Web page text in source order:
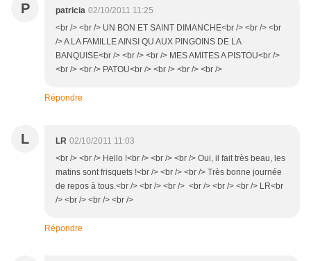
P patricia 02/10/2011 11:25
<br /> <br /> UN BON ET SAINT DIMANCHE<br /> <br /> <br
/> A LA FAMILLE AINSI QU AUX PINGOINS DE LA
BANQUISE<br /> <br /> <br /> MES AMITES A PISTOU<br />
<br /> <br /> PATOU<br /> <br /> <br /> <br />
Répondre
L LR 02/10/2011 11:03
<br /> <br /> Hello !<br /> <br /> <br /> Oui, il fait très beau, les
matins sont frisquets !<br /> <br /> <br /> Très bonne journée
de repos à tous.<br /> <br /> <br /> <br /> <br /> <br /> LR<br
/> <br /> <br /> <br />
Répondre